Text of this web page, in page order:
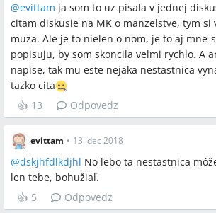
@evittam ja som to uz pisala v jednej
citam diskusie na MK o manzelstve, tym si
muza. Ale je to nielen o nom, je to aj mne-
popisuju, by som skoncila velmi rychlo. A
napise, tak mu este nejaka nestastnica
tazko cita
👍 13 Odpovedz
evittam • 13. dec 2018
@dskjhfdlkdjhl No lebo ta nestastnica
len tebe, bohužiaľ.
👍 5 Odpovedz